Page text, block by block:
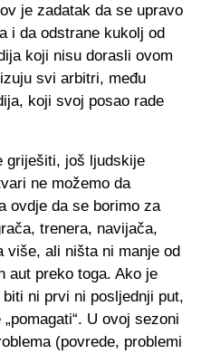
je zadatak da se upravo
i da odstrane kukolj od
koji nisu dorasli ovom
svi arbitri, među
koji svoj posao rade
još ljudskije
ne možemo da
ovdje da se borimo za
trenera, navijača,
ali ništa ni manje od
aut preko toga. Ako je
ni prvi ni posljednji put,
U ovoj sezoni
(povrede, problemi